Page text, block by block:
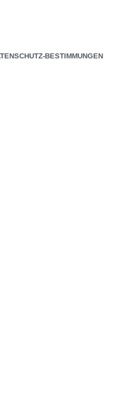
BESTIMMUNGEN